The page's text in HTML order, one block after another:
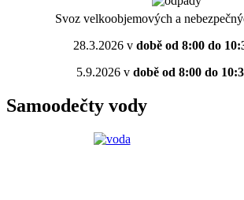
Svoz velkoobjemových a
28.3.2026 vdobě od 8:00 do
5.9.2026 vdobě od 8:00 do
Samoodečty vody